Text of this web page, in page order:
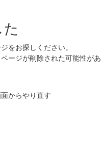
をお探しください。
ージが削除された可能性があ
からやり直す